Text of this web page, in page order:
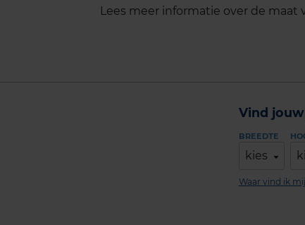
Lees meer informatie over de maat
Vind
BREEDTE
kies
Waar vind ik